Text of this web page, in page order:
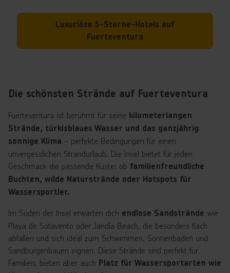
Luxuriöse 5-Sterne-Hotels auf
Fuerteventura
Die schönsten Strände auf Fuerteventura
Fuerteventura ist berühmt für seine kilometerlangen
Strände, türkisblaues Wasser und das ganzjährig
sonnige Klima – perfekte Bedingungen für einen
unvergesslichen Strandurlaub. Die Insel bietet für jeden
Geschmack die passende Küste: ob familienfreundliche
Buchten, wilde Naturstrände oder Hotspots für
Wassersportler.
Im Süden der Insel erwarten dich endlose Sandstrände wie
Playa de Sotavento oder Jandía Beach, die besonders flach
abfallen und sich ideal zum Schwimmen, Sonnenbaden und
Sandburgenbauen eignen. Diese Strände sind perfekt für
Familien, bieten aber auch Platz für Wassersportarten wie